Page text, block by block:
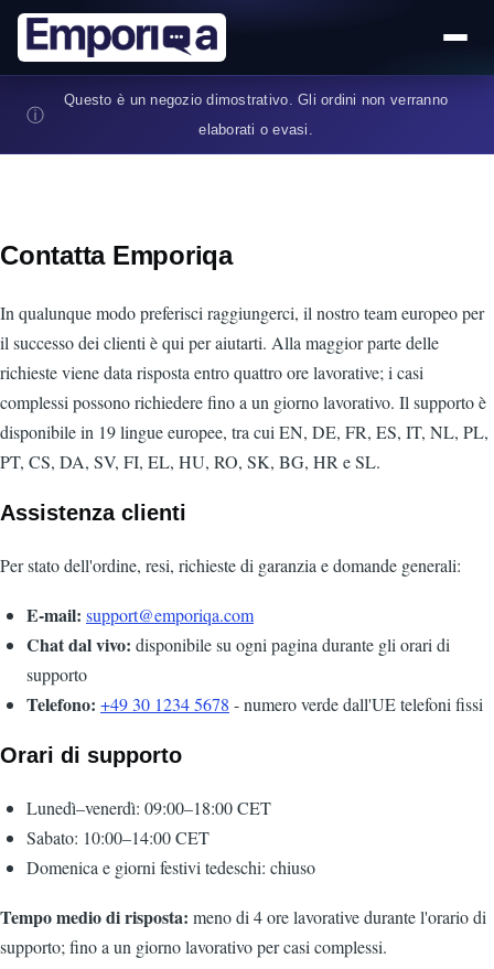
Salta al contenuto principale
ⓘ
Questo è un negozio dimostrativo. Gli ordini non verranno
elaborati o evasi.
Contatta Emporiqa
In qualunque modo preferisci raggiungerci, il nostro team europeo per
il successo dei clienti è qui per aiutarti. Alla maggior parte delle
richieste viene data risposta entro quattro ore lavorative; i casi
complessi possono richiedere fino a un giorno lavorativo. Il supporto è
disponibile in 19 lingue europee, tra cui EN, DE, FR, ES, IT, NL, PL,
PT, CS, DA, SV, FI, EL, HU, RO, SK, BG, HR e SL.
Assistenza clienti
Per stato dell'ordine, resi, richieste di garanzia e domande generali:
E-mail: support@emporiqa.com
Chat dal vivo: disponibile su ogni pagina durante gli orari di
supporto
Telefono: +49 30 1234 5678 - numero verde dall'UE telefoni fissi
Orari di supporto
Lunedì–venerdì: 09:00–18:00 CET
Sabato: 10:00–14:00 CET
Domenica e giorni festivi tedeschi: chiuso
Tempo medio di risposta: meno di 4 ore lavorative durante l'orario di
supporto; fino a un giorno lavorativo per casi complessi.